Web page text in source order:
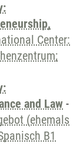
Center:
and Law -
(ehemals
B1